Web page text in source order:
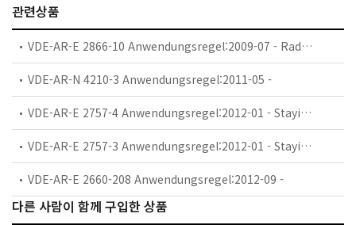
관련상품
VDE-AR-E 2866-10 Anwendungsregel:2009-07 - Radio equipment for the transmission of image and acoustic signals of law enforcement and emergency services in 2,3 GHz frequency range Technical requirements and their methods of measurement
VDE-AR-N 4210-3 Anwendungsregel:2011-05 -
VDE-AR-E 2757-4 Anwendungsregel:2012-01 - Staying at home service Quality criteria for providers, services and products of Ambient Assisted Living (AAL)
VDE-AR-E 2757-3 Anwendungsregel:2012-01 - Staying at home service Criteria for the selection and installation of AAL components
VDE-AR-E 2660-208 Anwendungsregel:2012-09 -
다른 사람이 함께 구입한 상품